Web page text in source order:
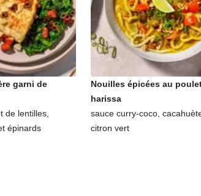
garni de
de lentilles,
épinards
Nouilles épicées au
harissa
sauce curry-coco,
citron vert